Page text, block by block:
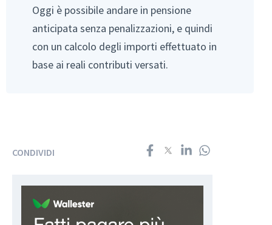
Oggi è possibile andare in pensione
anticipata senza penalizzazioni, e quindi
con un calcolo degli importi effettuato in
base ai reali contributi versati.
CONDIVIDI